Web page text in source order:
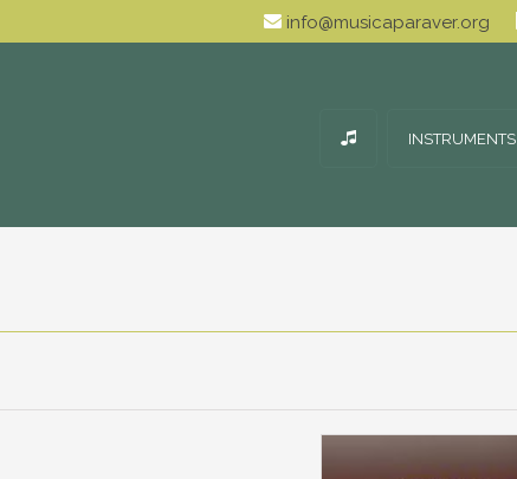
info@musicaparaver.org
INSTRUMENTS